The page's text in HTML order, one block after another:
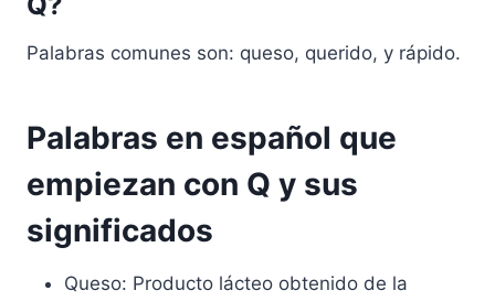
Palabras comunes son: queso, querido, y rápido.
Palabras en español que
empiezan con Q y sus
significados
Queso: Producto lácteo obtenido de la